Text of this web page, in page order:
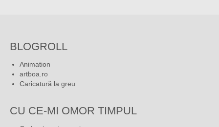
BLOGROLL
Animation
artboa.ro
Caricatură la greu
CU CE-MI OMOR TIMPUL